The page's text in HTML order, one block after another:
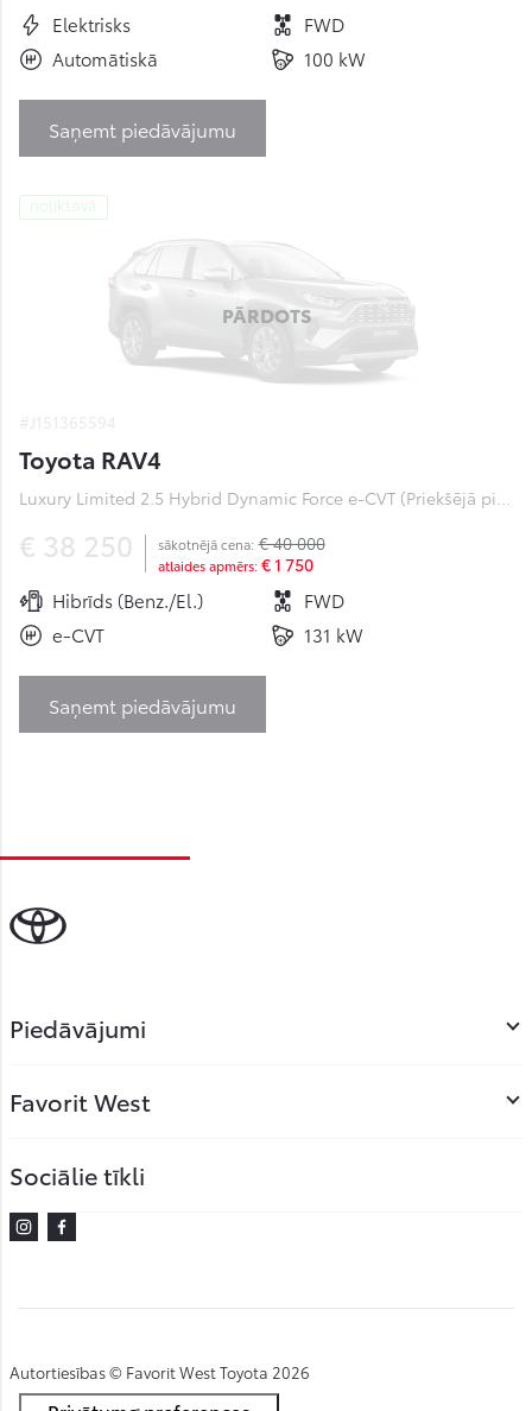
Elektrisks
FWD
Automātiskā
100 kW
Saņemt piedāvājumu
noliktavā
PĀRDOTS
Toyota RAV4
Luxury Limited 2.5 Hybrid Dynamic Force e-CVT (Priekšējā piedziņa) (131 kW)
€ 38 250 sākotnējā cena: € 40 000
atlaides apmērs: € 1 750
Hibrīds (Benz./El.)
FWD
e-CVT
131 kW
Saņemt piedāvājumu
Piedāvājumi
Favorit West
Sociālie tīkli
Instagram
Facebook
Autortiesības © Favorit West Toyota 2026